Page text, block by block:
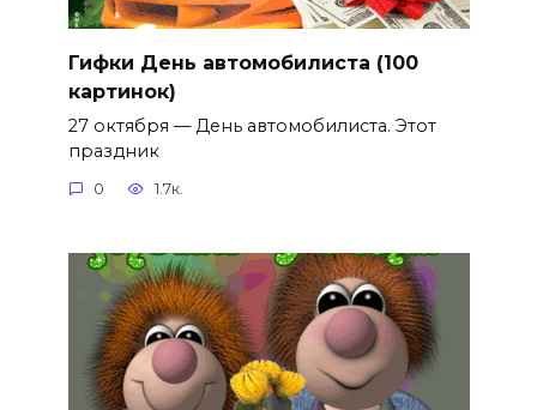
Гифки День автомобилиста (100
картинок)
27 октября — День автомобилиста. Этот
праздник
0 1.7к.